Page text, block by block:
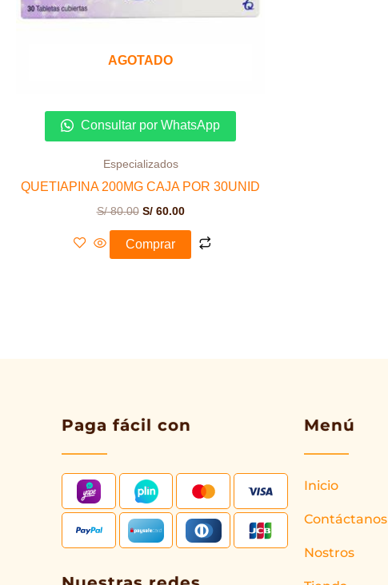
AGOTADO
Consultar por WhatsApp
Especializados
QUETIAPINA 200MG CAJA POR 30UNID
S/80.00 S/60.00
Comprar
Paga fácil con Menú
Inicio
Contáctanos
Nostros